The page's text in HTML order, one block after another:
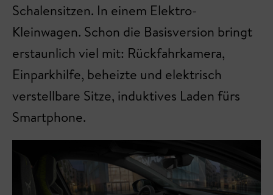
Schalensitzen. In einem Elektro-
Kleinwagen. Schon die Basisversion bringt
erstaunlich viel mit: Rückfahrkamera,
Einparkhilfe, beheizte und elektrisch
verstellbare Sitze, induktives Laden fürs
Smartphone.